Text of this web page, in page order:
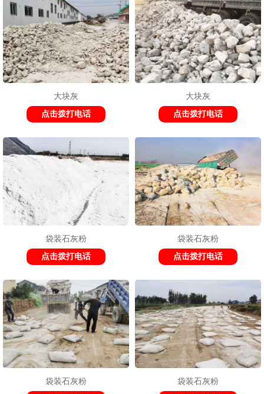
大块灰
点击拨打电话
大块灰
点击拨打电话
袋装石灰粉
点击拨打电话
袋装石灰粉
点击拨打电话
袋装石灰粉
袋装石灰粉